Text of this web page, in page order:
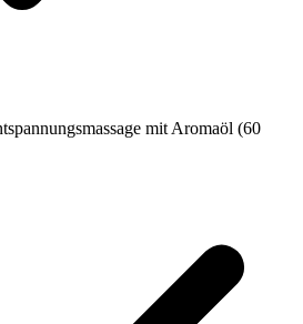
mit Aromaöl (60